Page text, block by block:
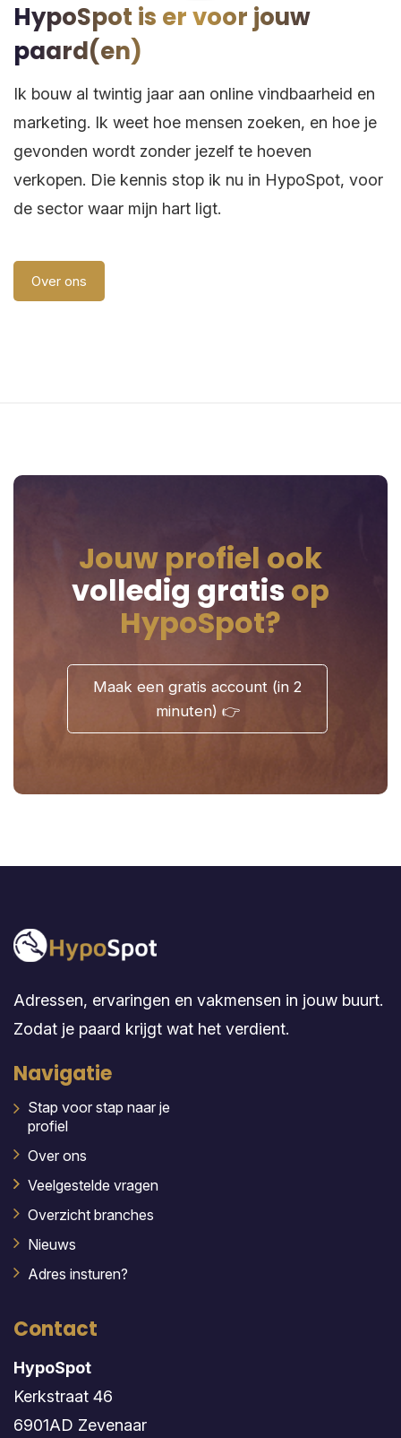
HypoSpot is er voor jouw
paard(en)
Ik bouw al twintig jaar aan online vindbaarheid en
marketing. Ik weet hoe mensen zoeken, en hoe je
gevonden wordt zonder jezelf te hoeven
verkopen. Die kennis stop ik nu in HypoSpot, voor
de sector waar mijn hart ligt.
Over ons
Jouw profiel ook
volledig gratis op
HypoSpot?
minuten) 👉
Adressen, ervaringen en vakmensen in jouw buurt.
Zodat je paard krijgt wat het verdient.
Navigatie
Stap voor stap naar je
profiel
Over ons
Veelgestelde vragen
Overzicht branches
Nieuws
Adres insturen?
Contact
HypoSpot
Kerkstraat 46
6901AD Zevenaar